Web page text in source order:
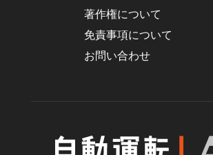
著作権について
免責事項について
お問い合わせ